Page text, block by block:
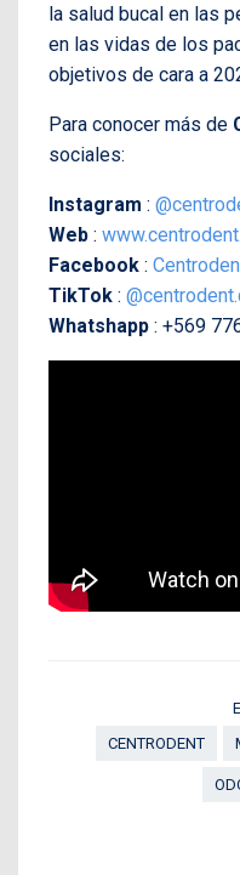
la salud bucal en las
en las vidas de los
objetivos de cara a
Para conocer más de
sociales:
Instagram :
Web :
Facebook :
TikTok :
Whatshapp : +569
CENTRODENT